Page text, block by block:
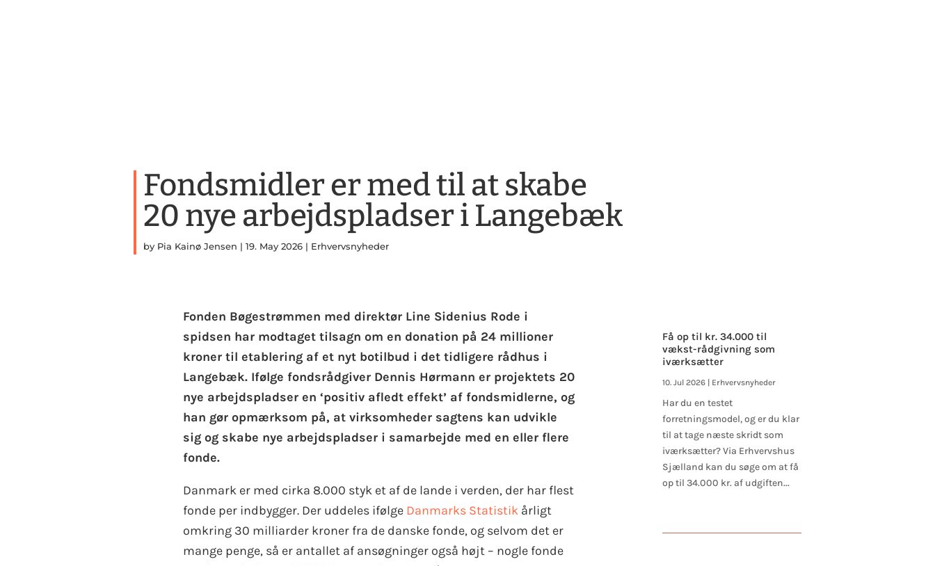
Fondsmidler er med til at skabe
20 nye arbejdspladser i Langebæk
by Pia Kainø Jensen | 19. May 2026 | Erhvervsnyheder
Fonden Bøgestrømmen med direktør Line Sidenius Rode i
spidsen har modtaget tilsagn om en donation på 24 millioner
kroner til etablering af et nyt botilbud i det tidligere rådhus i
Langebæk. Ifølge fondsrådgiver Dennis Hørmann er projektets 20
nye arbejdspladser en ‘positiv afledt effekt’ af fondsmidlerne, og
han gør opmærksom på, at virksomheder sagtens kan udvikle
sig og skabe nye arbejdspladser i samarbejde med en eller flere
fonde.
Danmark er med cirka 8.000 styk et af de lande i verden, der har flest
fonde per indbygger. Der uddeles ifølge Danmarks Statistikårligt
omkring 30 milliarder kroner fra de danske fonde, og selvom det er
mange penge, så er antallet af ansøgninger også højt – nogle fonde
Få op til kr. 34.000 til
vækst-rådgivning som
iværksætter
10. Jul 2026| Erhvervsnyheder
Har du en testet
forretningsmodel, og er du klar
til at tage næste skridt som
iværksætter? Via Erhvervshus
Sjælland kan du søge om at få
op til 34.000 kr. af udgiften...